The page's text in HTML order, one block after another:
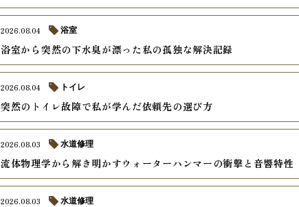
浴室から突然の下水臭が漂った私の孤独な解決記録
2026.08.04 浴室
突然のトイレ故障で私が学んだ依頼先の選び方
2026.08.04 トイレ
流体物理学から解き明かすウォーターハンマーの衝撃と音響特性
2026.08.03 水道修理
2026.08.03 水道修理